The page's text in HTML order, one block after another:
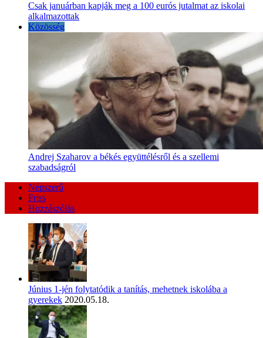
Csak januárban kapják meg a 100 eurós jutalmat az iskolai
alkalmazottak
Közösség
Andrej Szaharov a békés együttélésről és a szellemi
szabadságról
Népszerű
Friss
Hozzászólás
Június 1-jén folytatódik a tanítás, mehetnek iskolába a
gyerekek 2020.05.18.